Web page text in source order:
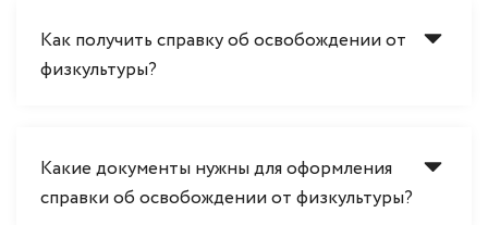
Как получить справку об освобождении от
физкультуры?
Какие документы нужны для оформления
справки об освобождении от физкультуры?